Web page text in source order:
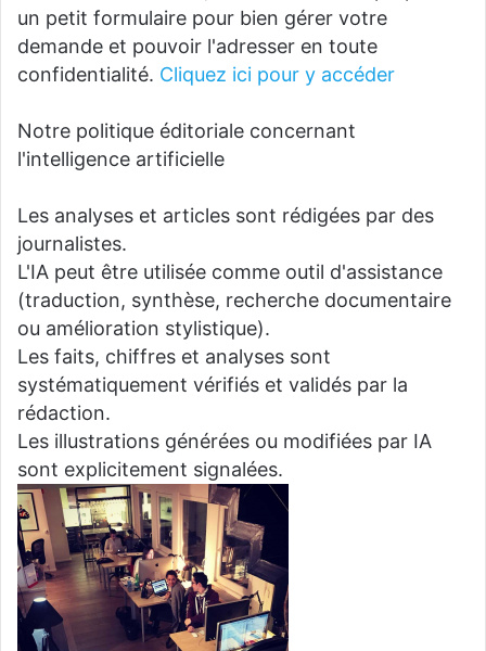
un petit formulaire pour bien gérer votre
demande et pouvoir l'adresser en toute
confidentialité. Cliquez ici pour y accéder
Notre politique éditoriale concernant
l'intelligence artificielle
Les analyses et articles sont rédigées par des
journalistes.
L'IA peut être utilisée comme outil d'assistance
(traduction, synthèse, recherche documentaire
ou amélioration stylistique).
Les faits, chiffres et analyses sont
systématiquement vérifiés et validés par la
rédaction.
Les illustrations générées ou modifiées par IA
sont explicitement signalées.